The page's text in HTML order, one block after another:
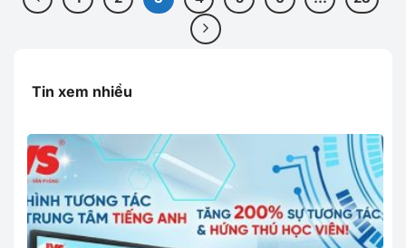
Tin xem nhiều